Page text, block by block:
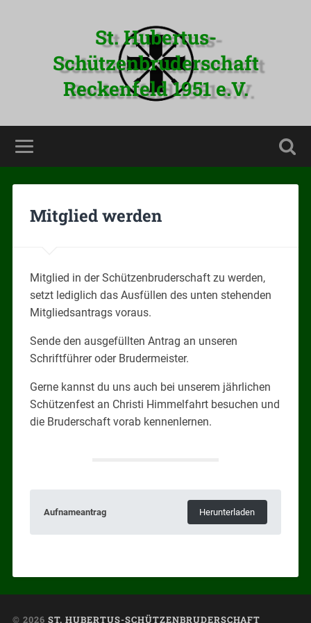
St. Hubertus-
Schützenbruderschaft
Reckenfeld 1951 e.V.
Mitglied werden
Mitglied in der Schützenbruderschaft zu werden,
setzt lediglich das Ausfüllen des unten stehenden
Mitgliedsantrags voraus.
Sende den ausgefüllten Antrag an unseren
Schriftführer oder Brudermeister.
Gerne kannst du uns auch bei unserem jährlichen
Schützenfest an Christi Himmelfahrt besuchen und
die Bruderschaft vorab kennenlernen.
Aufnameantrag Herunterladen
© 2026 ST. HUBERTUS-SCHÜTZENBRUDERSCHAFT